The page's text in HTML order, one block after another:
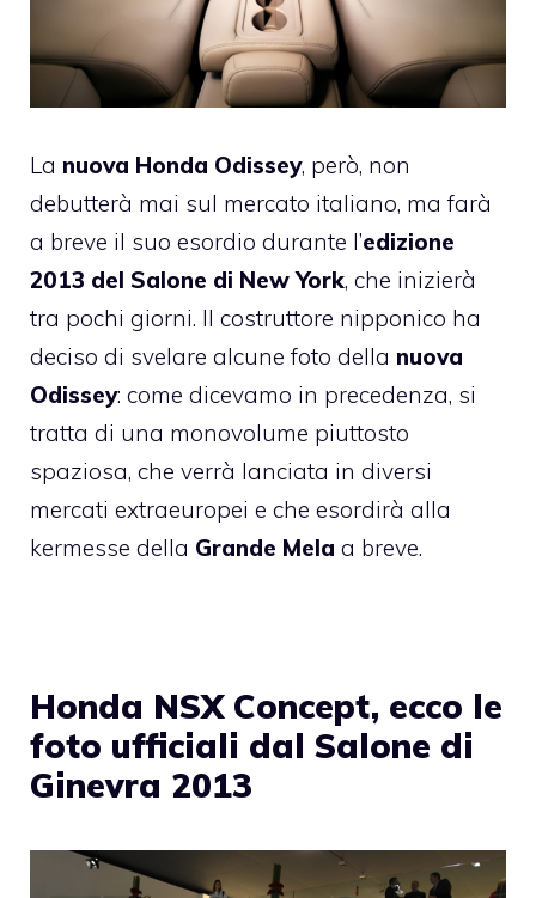
La nuova Honda Odissey, però, non
debutterà mai sul mercato italiano, ma farà
a breve il suo esordio durante l’edizione
2013 del Salone di New York, che inizierà
tra pochi giorni. Il costruttore nipponico ha
deciso di svelare alcune foto della nuova
Odissey: come dicevamo in precedenza, si
tratta di una monovolume piuttosto
spaziosa, che verrà lanciata in diversi
mercati extraeuropei e che esordirà alla
kermesse della Grande Mela a breve.
Honda NSX Concept, ecco le
foto ufficiali dal Salone di
Ginevra 2013